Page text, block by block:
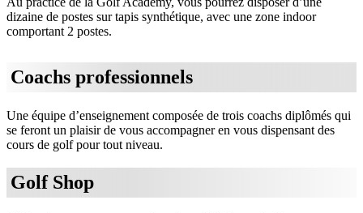
dizaine de postes sur tapis synthétique, avec une zone indoor
comportant 2 postes.
Coachs professionnels
Une équipe d’enseignement composée de trois coachs diplômés qui
se feront un plaisir de vous accompagner en vous dispensant des
cours de golf pour tout niveau.
Golf Shop